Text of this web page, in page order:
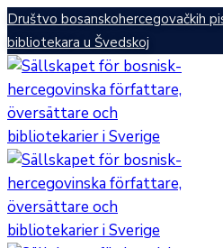
Društvo bosanskohercegovačkih
bibliotekara u Švedskoj